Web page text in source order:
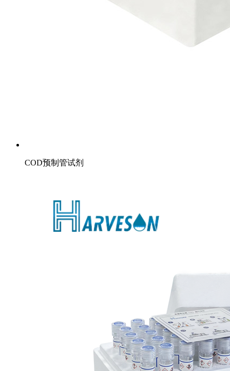
COD预制管试剂